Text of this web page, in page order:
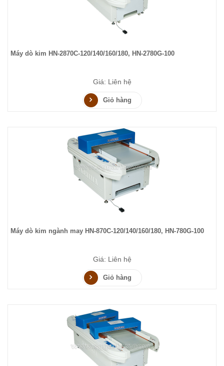
Máy dò kim HN-2870C-120/140/160/180, HN-2780G-100
Giá: Liên hệ
Giỏ hàng
Máy dò kim ngành may HN-870C-120/140/160/180, HN-780G-100
Giá: Liên hệ
Giỏ hàng